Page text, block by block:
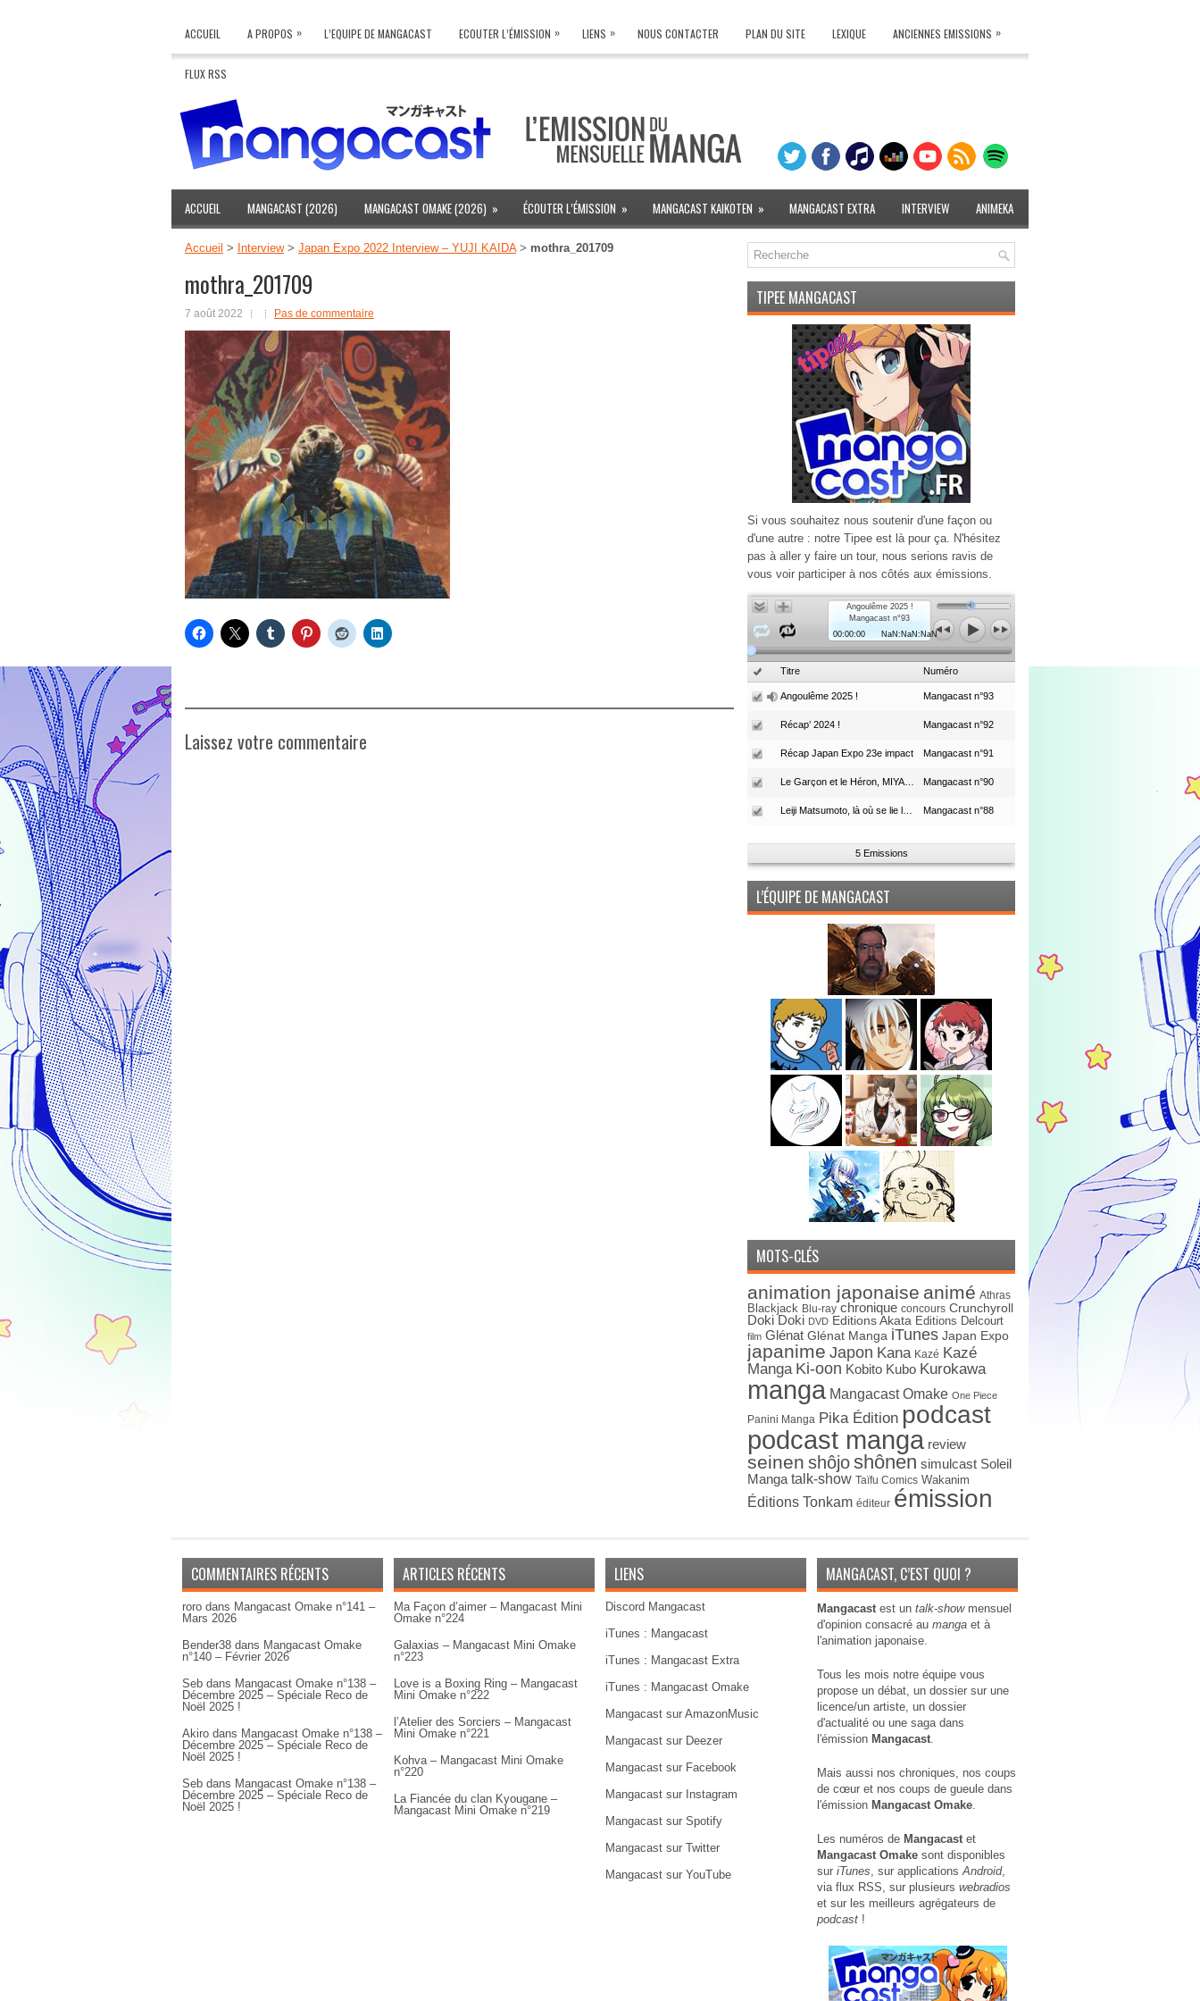
ACCUEIL A PROPOS » L’EQUIPE DE MANGACAST ECOUTER L’ÉMISSION » LIENS » NOUS CONTACTER PLAN DU SITE LEXIQUE ANCIENNES EMISSIONS »
FLUX RSS
ACCUEIL MANGACAST (2026) MANGACAST OMAKE (2026) » ÉCOUTER L’ÉMISSION » MANGACAST KAIKOTEN » MANGACAST EXTRA INTERVIEW ANIMEKA
Accueil > Interview> Japan Expo 2022 Interview – YUJI KAIDA> mothra_201709
mothra_201709
7 août 2022 Pas de commentaire
Laissez votre commentaire
TIPEE MANGACAST
Si vous souhaitez nous soutenir d'une façon ou
d'une autre : notre Tipee est là pour ça. N'hésitez
pas à aller y faire un tour, nous serions ravis de
vous voir participer à nos côtés aux émissions.
Angoulême 2025 !
Mangacast n°93
00:00:00
NaN:NaN:NaN
Titre Numéro
Angoulême 2025 ! Mangacast n°93
Récap’ 2024 ! Mangacast n°92
Récap Japan Expo 23e impact Mangacast n°91
Mangacast n°90
Mangacast n°88
5 Emissions
L’ÉQUIPE DE MANGACAST
MOTS-CLÉS
animation japonaise animé Athras
Blackjack Blu-ray chronique concours Crunchyroll
Doki Doki DVD Editions Akata Editions Delcourt
film Glénat Glénat Manga iTunes Japan Expo
japanime Japon Kana Kazé Kazé
Manga Ki-oon Kobito Kubo Kurokawa
manga Mangacast Omake One Piece
Panini Manga Pika Édition podcast
podcast manga review
seinen shôjoshônen simulcast Soleil
Manga talk-show Taïfu Comics Wakanim
Éditions Tonkam éditeur émission
COMMENTAIRES RÉCENTS
roro dans Mangacast Omake n°141 –
Mars 2026
Bender38 dans Mangacast Omake
n°140 – Février 2026
Seb dans Mangacast Omake n°138 –
Décembre 2025 – Spéciale Reco de
Noël 2025 !
Akiro dans Mangacast Omake n°138 –
Décembre 2025 – Spéciale Reco de
Noël 2025 !
Seb dans Mangacast Omake n°138 –
Décembre 2025 – Spéciale Reco de
Noël 2025 !
ARTICLES RÉCENTS
Ma Façon d’aimer – Mangacast Mini
Omake n°224
Galaxias – Mangacast Mini Omake
n°223
Love is a Boxing Ring – Mangacast
Mini Omake n°222
l’Atelier des Sorciers – Mangacast
Mini Omake n°221
Kohva – Mangacast Mini Omake
n°220
La Fiancée du clan Kyougane –
Mangacast Mini Omake n°219
LIENS
Discord Mangacast
iTunes : Mangacast
iTunes : Mangacast Extra
iTunes : Mangacast Omake
Mangacast sur AmazonMusic
Mangacast sur Deezer
Mangacast sur Facebook
Mangacast sur Instagram
Mangacast sur Spotify
Mangacast sur Twitter
Mangacast sur YouTube
MANGACAST, C’EST QUOI ?
Mangacastest un talk-showmensuel
d'opinion consacré au manga et à
l'animation japonaise.
Tous les mois notre équipe vous
propose un débat, un dossier sur une
licence/un artiste, un dossier
d'actualité ou une saga dans
l'émission Mangacast.
Mais aussi nos chroniques, nos coups
de cœur et nos coups de gueule dans
l'émission Mangacast Omake.
Les numéros de Mangacastet
Mangacast Omake sont disponibles
sur iTunes, sur applicationsAndroid,
via flux RSS, sur plusieurs webradios
et sur les meilleurs agrégateurs de
podcast !